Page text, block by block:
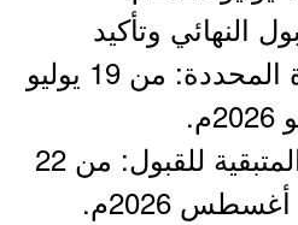
النهائي وتأكيد
الاختيار خلال الفترة المحددة: من 19 يوليو
12- ظهور الفرص المتبقية للقبول: من 22